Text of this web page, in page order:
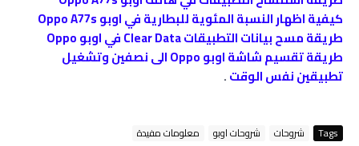
كيفية اظهار النسبة المئوية للبطارية في اوبو Oppo A77s
طريقة مسح بيانات التطبيقات Clear Data في اوبو Oppo
طريقة تقسيم شاشة اوبو Oppo الى نصفين وتشغيل
تطبيقين نفس الوقت.
Tags شروحات شروحات اوبو معلومات مفيدة